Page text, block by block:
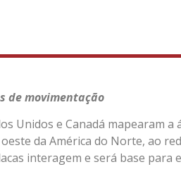
de movimentação
Unidos e Canadá mapearam a
da América do Norte, ao
interagem e será base para